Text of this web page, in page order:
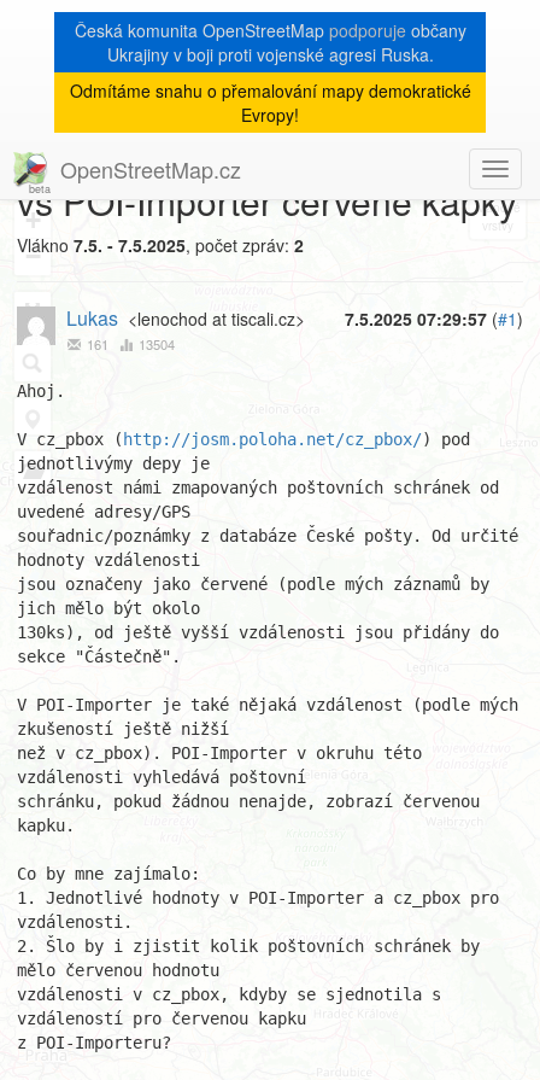
Česká komunita OpenStreetMap podporujeobčany
Ukrajiny v boji proti vojenské agresi Ruska.
Odmítáme snahu o přemalování mapy demokratické
Evropy!
OpenStreetMap.cz
8
+
−
« zpět na výpis měsíce
[Talk-cz]
cz_pbox červené vzdálenosti
vs POI-Importér červené kapky
Vlákno 7.5. - 7.5.2025, počet zpráv: 2
7.5.2025 07:29:57 (#1)
Lukas <lenochod at tiscali.cz>
161 13504
Ahoj.
V cz_pbox ( http://josm.poloha.net/cz_pbox/) pod
jednotlivýmy depy je
vzdálenost námi zmapovaných poštovních schránek od
uvedené adresy/GPS
souřadnic/poznámky z databáze České pošty. Od určité
hodnoty vzdálenosti
jsou označeny jako červené (podle mých záznamů by
jich mělo být okolo
130ks), od ještě vyšší vzdálenosti jsou přidány do
sekce "Částečně".
V POI-Importer je také nějaká vzdálenost (podle mých
zkušeností ještě nižší
než v cz_pbox). POI-Importer v okruhu této
vzdálenosti vyhledává poštovní
schránku, pokud žádnou nenajde, zobrazí červenou
kapku.
Co by mne zajímalo:
1. Jednotlivé hodnoty v POI-Importer a cz_pbox pro
vzdálenosti.
2. Šlo by i zjistit kolik poštovních schránek by
mělo červenou hodnotu
vzdálenosti v cz_pbox, kdyby se sjednotila s
vzdáleností pro červenou kapku
z POI-Importeru?